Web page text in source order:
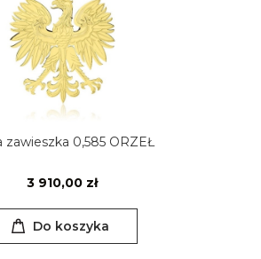
zawieszka 0,585 ORZEŁ
3 910,00 zł
Do koszyka